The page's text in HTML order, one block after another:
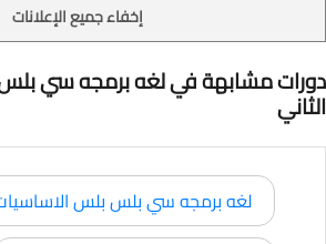
إخفاء جميع الإعلانات
دورات مشابهة في لغه برمجه سي
الثاني
لغه برمجه سي بلس بلس